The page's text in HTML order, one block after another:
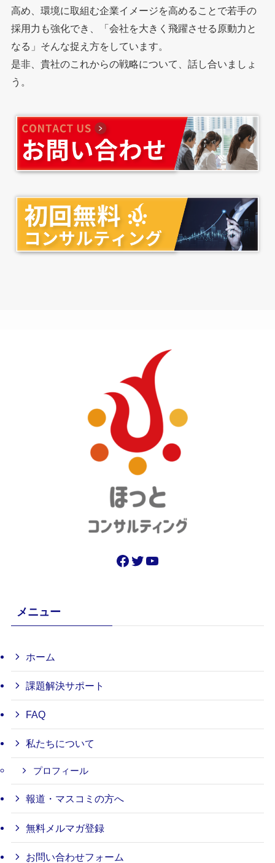
高め、環境に取組む企業イメージを高めることで若手の
採用力も強化でき、「会社を大きく飛躍させる原動力と
なる」そんな捉え方をしています。
是非、貴社のこれからの戦略について、話し合いましょ
う。
Facebook
Twitter
YouTube
メニュー
ホーム
課題解決サポート
FAQ
私たちについて
プロフィール
報道・マスコミの方へ
無料メルマガ登録
お問い合わせフォーム